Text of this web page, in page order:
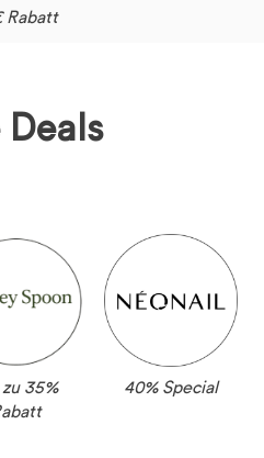
Rabatt
35%
40% Special